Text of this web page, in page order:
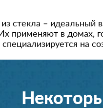
из стекла – идеальный
применяют в домах,
на